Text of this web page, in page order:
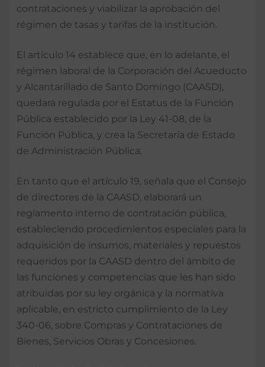
contrataciones y viabilizar la aprobación del
régimen de tasas y tarifas de la institución.
El artículo 14 establece que, en lo adelante, el
régimen laboral de la Corporación del Acueducto
y Alcantarillado de Santo Domingo (CAASD),
quedará regulada por el Estatus de la Función
Pública establecido por la Ley 41-08, de la
Función Pública, y crea la Secretaría de Estado
de Administración Pública.
En tanto que el artículo 19, señala que el Consejo
de directores de la CAASD, elaborará un
reglamento interno de contratación pública,
estableciendo procedimientos especiales para la
adquisición de insumos, materiales y repuestos
requeridos por la CAASD dentro del ámbito de
las funciones y competencias que les han sido
atribuidas por su ley orgánica y la normativa
aplicable, en estricto cumplimiento de la Ley
340-06, sobre Compras y Contrataciones de
Bienes, Servicios Obras y Concesiones.